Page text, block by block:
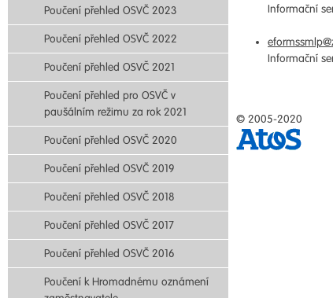
Informační
Informační
© 2005-2020
Poučení přehled OSVČ 2023
Poučení přehled OSVČ 2022
Poučení přehled OSVČ 2021
Poučení přehled pro OSVČ v
paušálním režimu za rok 2021
Poučení přehled OSVČ 2020
Poučení přehled OSVČ 2019
Poučení přehled OSVČ 2018
Poučení přehled OSVČ 2017
Poučení přehled OSVČ 2016
Poučení k Hromadnému oznámení